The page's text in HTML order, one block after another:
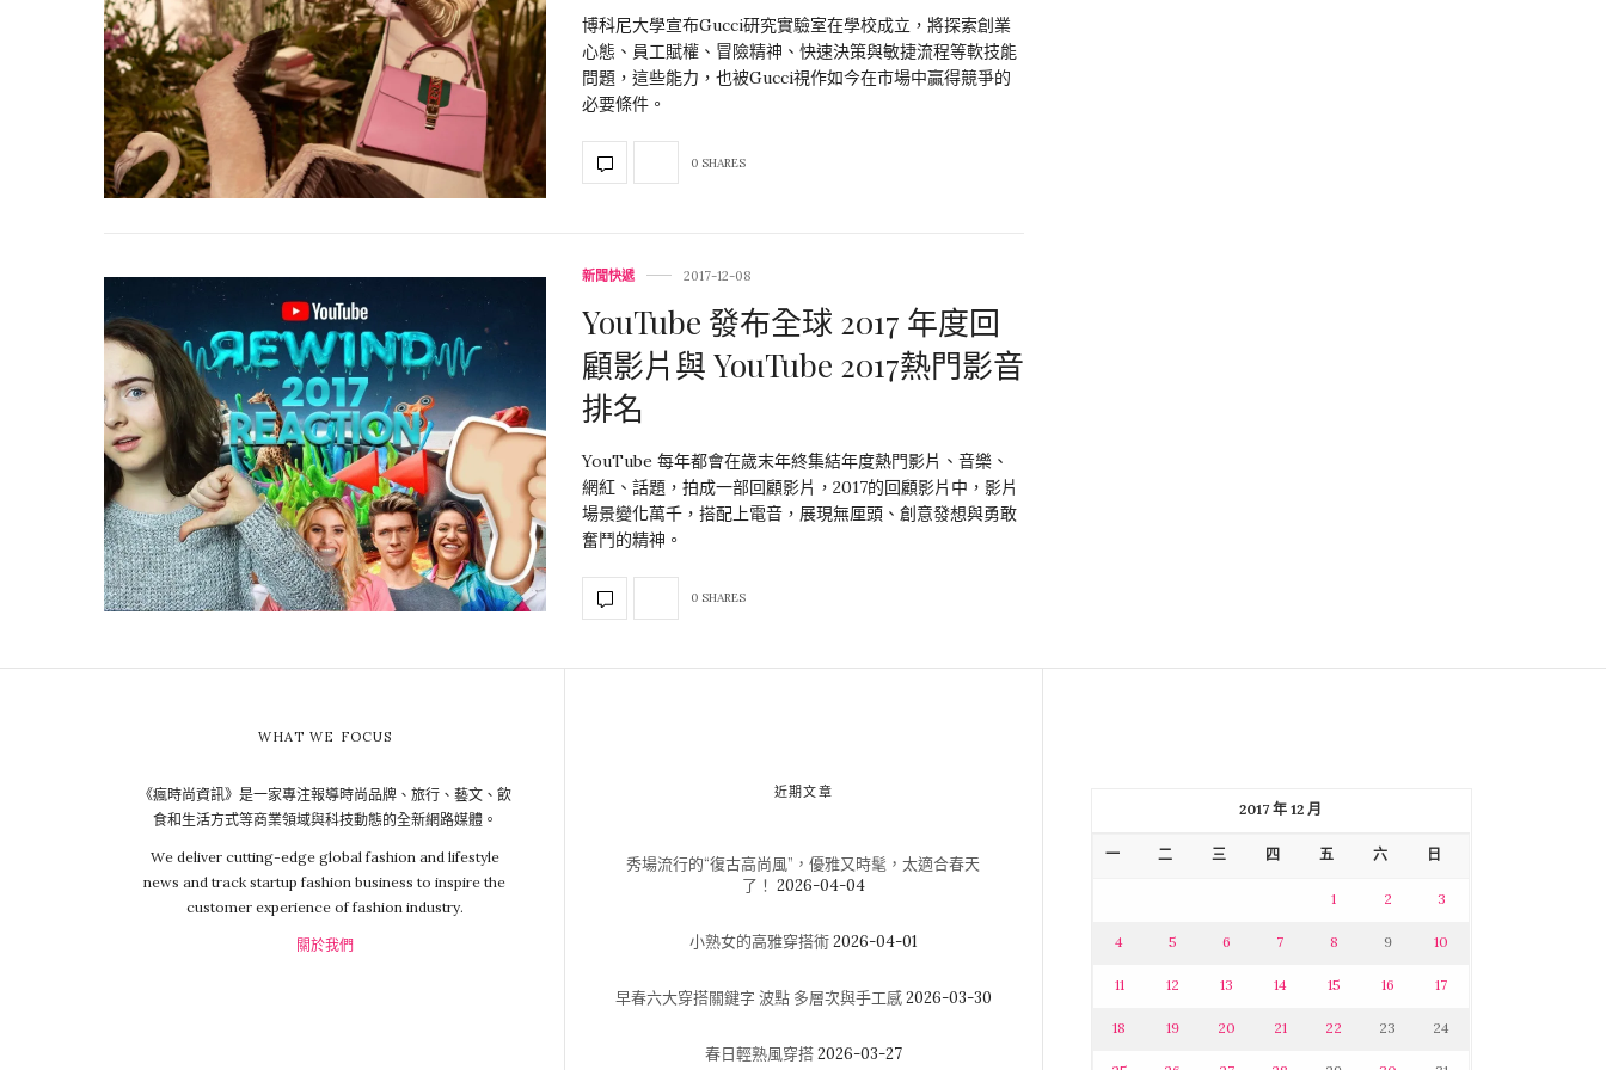
博科尼大學宣布Gucci研究實驗室在學校成立，將探索創業
心態、員工賦權、冒險精神、快速決策與敏捷流程等軟技能
問題，這些能力，也被Gucci視作如今在市場中贏得競爭的
必要條件。
0 SHARES
新聞快遞 2017-12-08
YouTube 發布全球 2017 年度回
顧影片與 YouTube 2017熱門影音
排名
YouTube 每年都會在歲末年終集結年度熱門影片、音樂、
網紅、話題，拍成一部回顧影片，2017的回顧影片中，影片
場景變化萬千，搭配上電音，展現無厘頭、創意發想與勇敢
奮鬥的精神。
0 SHARES
WHAT WE FOCUS
《瘋時尚資訊》是一家專注報導時尚品牌、旅行、藝文、飲
食和生活方式等商業領域與科技動態的全新網路媒體。
We deliver cutting-edge global fashion and lifestyle
news and track startup fashion business to inspire the
customer experience of fashion industry.
關於我們
近期文章
秀場流行的“復古高尚風”，優雅又時髦，太適合春天
了！ 2026-04-04
小熟女的高雅穿搭術2026-04-01
早春六大穿搭關鍵字 波點 多層次與手工感2026-03-30
春日輕熟風穿搭2026-03-27
2017 年 12 月
一 二 三 四 五 六 日
1 2 3
4 5 6 7 8 9 10
11 12 13 14 15 16 17
18 19 20 21 22 23 24